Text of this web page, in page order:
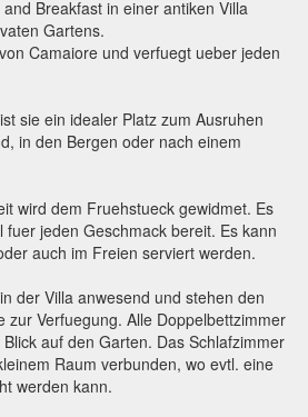
Breakfast in einer antiken Villa
Gartens.
Camaiore und verfuegt ueber jeden
sie ein idealer Platz zum Ausruhen
in den Bergen oder nach einem
wird dem Fruehstueck gewidmet. Es
jeden Geschmack bereit. Es kann
auch im Freien serviert werden.
der Villa anwesend und stehen den
zur Verfuegung. Alle Doppelbettzimmer
auf den Garten. Das Schlafzimmer
Raum verbunden, wo evtl. eine
werden kann.